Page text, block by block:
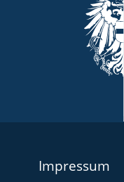
Impressum